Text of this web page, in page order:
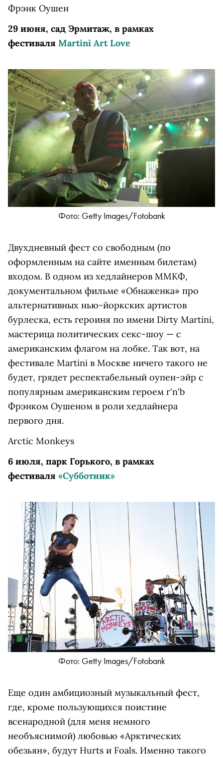
Фрэнк Оушен
29 июня, сад Эрмитаж, в рамках
фестиваля Martini Art Love
Фото: Getty Imаgеs/Fоtоbаnk
Двухдневный фест со свободным (по
оформленным на сайте именным билетам)
входом. В одном из хедлайнеров ММКФ,
документальном фильме «Обнаженка» про
альтернативных нью-йоркских артистов
бурлеска, есть героиня по имени Dirty Martini,
мастерица политических секс-шоу — с
американским флагом на лобке. Так вот, на
фестивале Martini в Москве ничего такого не
будет, грядет респектабельный оупен-эйр с
популярным американским героем r'n'b
Фрэнком Оушеном в роли хедлайнера
первого дня.
Arctic Monkeys
6 июля, парк Горького, в рамках
фестиваля «Субботник»
Фото: Getty Imаgеs/Fоtоbаnk
Еще один амбициозный музыкальный фест,
где, кроме пользующихся поистине
всенародной (для меня немного
необъяснимой) любовью «Арктических
обезьян», будут Hurts и Foals. Именно такого